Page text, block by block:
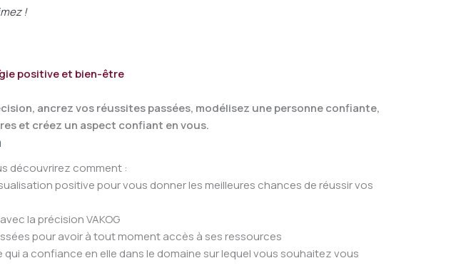
!
positive et bien-être
ancrez vos réussites passées, modélisez une personne confiante,
et créez un aspect confiant en vous.
découvrirez comment :
positive pour vous donner les meilleures chances de réussir vos
la précision VAKOG
pour avoir à tout moment accès à ses ressources
qui a confiance en elle dans le domaine sur lequel vous souhaitez vous